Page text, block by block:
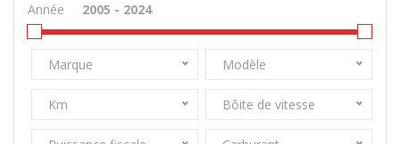
Année
Marque Modèle
Km Bôite de vitesse